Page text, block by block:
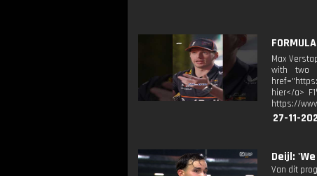
Max
with two
hier</a>
https://
27-11-
Deijl:
Van dit